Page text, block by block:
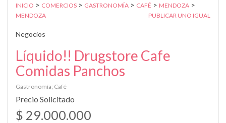
INICIO > COMERCIOS > GASTRONOMÍA > CAFÉ > MENDOZA >
MENDOZA PUBLICAR UNO IGUAL
Negocios
Líquido!! Drugstore Cafe
Comidas Panchos
Gastronomía; Café
Precio Solicitado
$ 29.000.000